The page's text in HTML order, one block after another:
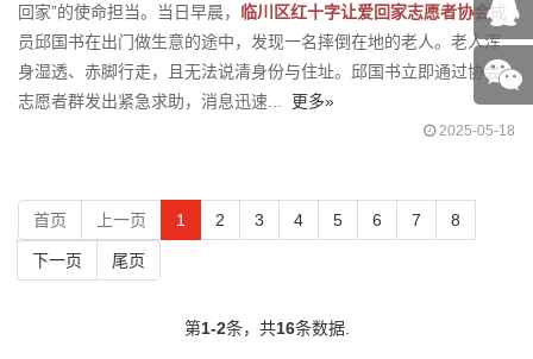
回家”的使命担当。当日早晨， 临川区红十字让爱回家志愿者协会成
员邱国书在出门做生意的途中，发现一名摔倒在地的老人。老人浑
身湿透、赤脚行走，且无法说清身份与住址。邱国书立即通过协会
志愿者群发出紧急求助，消息迅速... 更多»
2025-05-18
首页 上一页 1 2 3 4 5 6 7 8
下一页 尾页
第1-2条，共16条数据.